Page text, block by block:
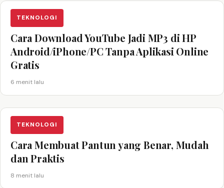
TEKNOLOGI
Cara Download YouTube Jadi MP3 di HP
Android/iPhone/PC Tanpa Aplikasi Online
Gratis
6 menit lalu
TEKNOLOGI
Cara Membuat Pantun yang Benar, Mudah
dan Praktis
8 menit lalu